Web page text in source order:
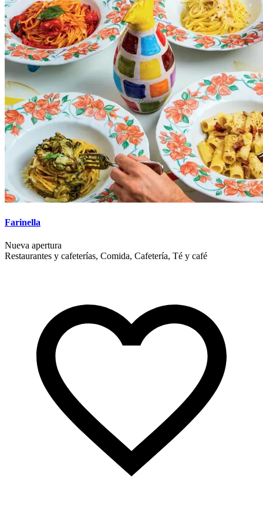
Farinella
Nueva apertura
Restaurantes y cafeterías, Comida, Cafetería, Té y café